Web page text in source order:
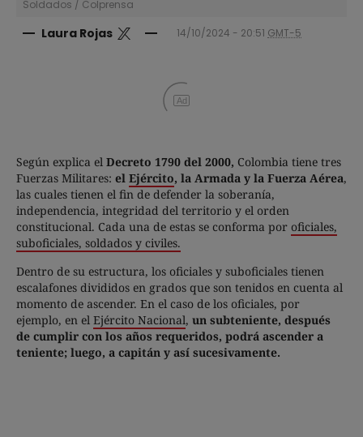
Soldados / Colprensa
Laura Rojas 14/10/2024 - 20:51 GMT-5
Ad
Según explica el Decreto 1790 del 2000, Colombia tiene tres
Fuerzas Militares: el Ejército, la Armada y la Fuerza Aérea,
las cuales tienen el fin de defender la soberanía,
independencia, integridad del territorio y el orden
constitucional. Cada una de estas se conforma por oficiales,
suboficiales, soldados y civiles.
Dentro de su estructura, los oficiales y suboficiales tienen
escalafones divididos en grados que son tenidos en cuenta al
momento de ascender. En el caso de los oficiales, por
ejemplo, en el Ejército Nacional, un subteniente, después
de cumplir con los años requeridos, podrá ascender a
teniente; luego, a capitán y así sucesivamente.